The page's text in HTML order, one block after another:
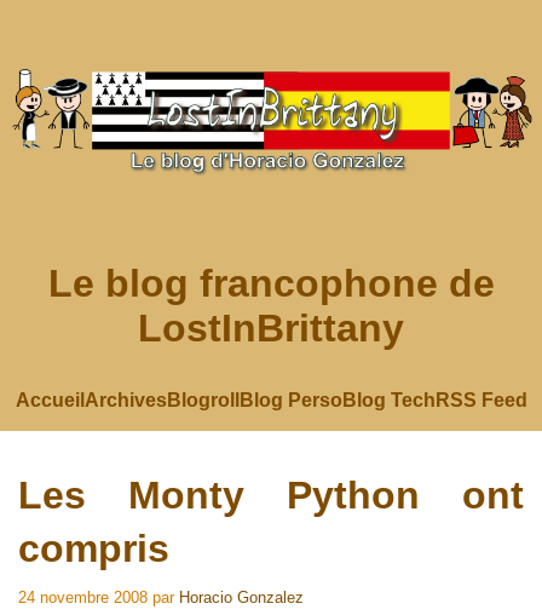
Le blog francophone de
LostInBrittany
Accueil ArchivesBlogroll Blog Perso Blog Tech RSS Feed
Les Monty Python ont
compris
24 novembre 2008 par Horacio Gonzalez